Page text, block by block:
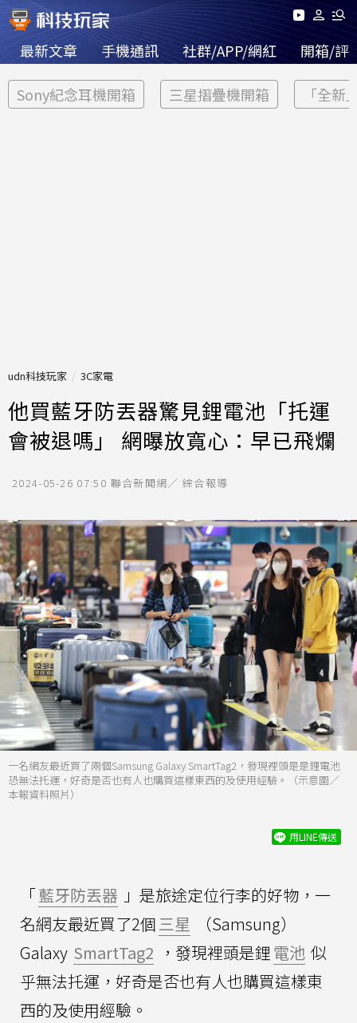
最新文章 手機通訊 社群/APP/網紅 開箱/評
Sony紀念耳機開箱 三星摺疊機開箱 「全新
udn科技玩家 3C家電
他買藍牙防丟器驚見鋰電池「托運
會被退嗎」 網曝放寬心：早已飛爛
2024-05-26 07:50 聯合新聞網／ 綜合報導
一名網友最近買了兩個Samsung Galaxy SmartTag2，發現裡頭是是鋰電池
恐無法托運，好奇是否也有人也購買這樣東西的及使用經驗。（示意圖／
本報資料照片）
用LINE傳送
「藍牙防丟器 」是旅途定位行李的好物，一
名網友最近買了2個三星
（Samsung）
Galaxy SmartTag2 ，發現裡頭是鋰電池 似
乎無法托運，好奇是否也有人也購買這樣東
西的及使用經驗。